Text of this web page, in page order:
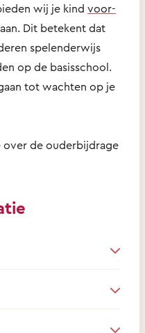
wij je kind voor-
aan. Dit betekent dat
spelenderwijs
op de basisschool.
tot wachten op je
de ouderbijdrage